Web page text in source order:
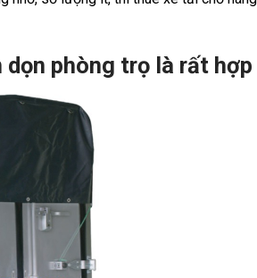
phòng trọ là rất